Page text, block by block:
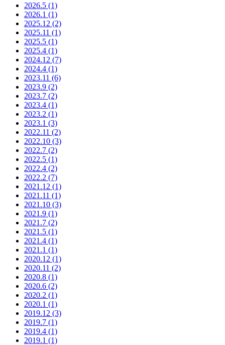
2026.5 (1)
2026.1 (1)
2025.12 (2)
2025.11 (1)
2025.5 (1)
2025.4 (1)
2024.12 (7)
2024.4 (1)
2023.11 (6)
2023.9 (2)
2023.7 (2)
2023.4 (1)
2023.2 (1)
2023.1 (3)
2022.11 (2)
2022.10 (3)
2022.7 (2)
2022.5 (1)
2022.4 (2)
2022.2 (7)
2021.12 (1)
2021.11 (1)
2021.10 (3)
2021.9 (1)
2021.7 (2)
2021.5 (1)
2021.4 (1)
2021.1 (1)
2020.12 (1)
2020.11 (2)
2020.8 (1)
2020.6 (2)
2020.2 (1)
2020.1 (1)
2019.12 (3)
2019.7 (1)
2019.4 (1)
2019.1 (1)